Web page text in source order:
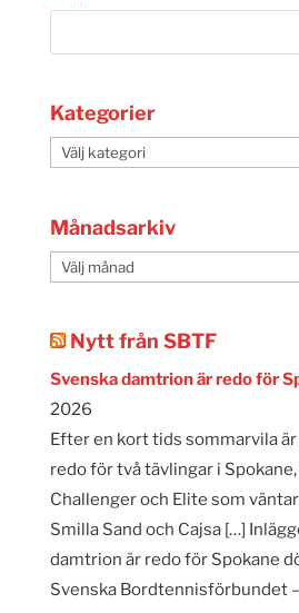
Kategorier
Kategorier
Månadsarkiv
Månadsarkiv
Nytt från SBTF
Svenska damtrion är redo för
2026
Efter en kort tids sommarvila
redo för två tävlingar i Spokane,
Challenger och Elite som
Smilla Sand och Cajsa […]
damtrion är redo för Spokane
Svenska Bordtennisförbundet –